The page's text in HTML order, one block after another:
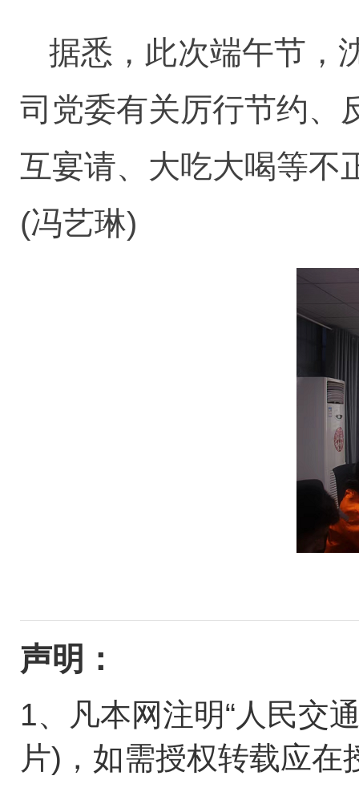
据悉，此次端午节，
司党委有关厉行节约、
互宴请、大吃大喝等不
(冯艺琳)
声明：
1、凡本网注明“人民交
片)，如需授权转载应